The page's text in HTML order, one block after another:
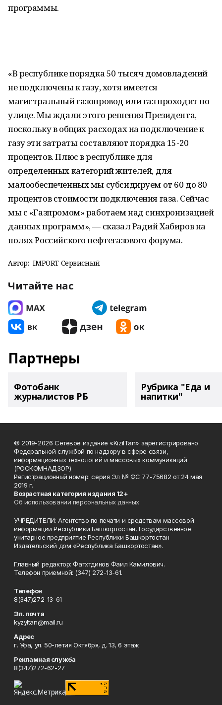
программы.
«В республике порядка 50 тысяч домовладений
не подключены к газу, хотя имеется
магистральный газопровод или газ проходит по
улице. Мы ждали этого решения Президента,
поскольку в общих расходах на подключение к
газу эти затраты составляют порядка 15-20
процентов. Плюс в республике для
определенных категорий жителей, для
малообеспеченных мы субсидируем от 60 до 80
процентов стоимости подключения газа. Сейчас
мы с «Газпромом» работаем над синхронизацией
данных программ», — сказал Радий Хабиров на
полях Российского нефтегазового форума.
Автор: IMPORT Сервисный
Читайте нас
Партнеры
Фотобанк
журналистов РБ
Рубрика "Еда и
напитки"
© 2019-2026 Сетевое издание «KizilTan» зарегистрировано
Федеральной службой по надзору в сфере связи,
информационных технологий и массовых коммуникаций
(РОСКОМНАДЗОР)
Регистрационный номер: серия Эл № ФС 77-75682 от 24 мая
2019 г.
Возрастная категория издания 12+
Об использовании персональных данных
УЧРЕДИТЕЛИ: Агентство по печати и средствам массовой
информации Республики Башкортостан, Государственное
унитарное предприятие Республики Башкортостан
Издательский дом «Республика Башкортостан».
Главный редактор: Фатхтдинов Фаил Камилович.
Телефон приемной: (347) 272-13-61.
Телефон
8(347)272-13-61
Эл. почта
kyzyltan@mail.ru
Адрес
г. Уфа, ул. 50-летия Октября, д. 13, 6 этаж
Рекламная служба
8(347)272-62-27